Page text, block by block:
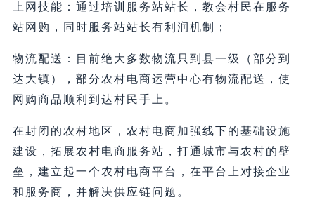
上网技能：通过培训服务站站长，教会村民在服务
站网购，同时服务站站长有利润机制；
物流配送：目前绝大多数物流只到县一级（部分到
达大镇），部分农村电商运营中心有物流配送，使
网购商品顺利到达村民手上。
在封闭的农村地区，农村电商加强线下的基础设施
建设，拓展农村电商服务站，打通城市与农村的壁
垒，建立起一个农村电商平台，在平台上对接企业
和服务商，并解决供应链问题。